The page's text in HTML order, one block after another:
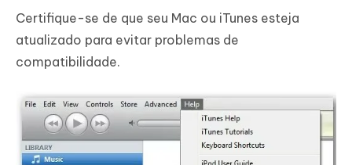
Certifique-se de que seu Mac ou iTunes esteja
atualizado para evitar problemas de
compatibilidade.